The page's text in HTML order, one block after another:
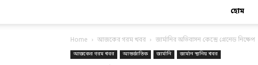
হোম
Home আজকের গরম খবর জার্মানির অভিবাসন কেন্দ্রে গ্রেনেড নিক্ষেপ
আজকের গরম খবর আন্তর্জাতিক জার্মানি জার্মান স্থানিয় খবর